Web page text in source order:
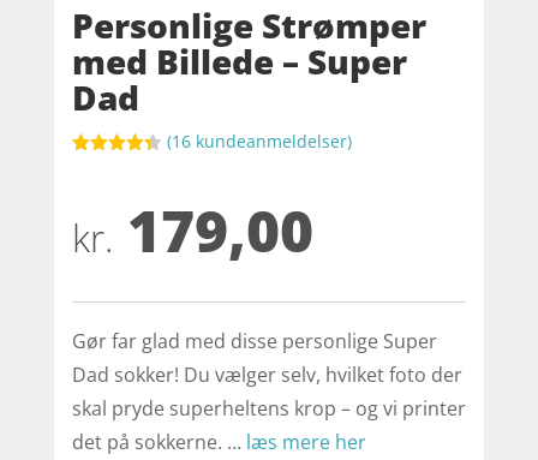
Personlige Strømper
med Billede – Super
Dad
på
kundebedø
(16 kundeanmeldelser)
kr. 179,00
Gør far glad med disse personlige Super
Dad sokker! Du vælger selv, hvilket foto der
skal pryde superheltens krop – og vi printer
det på sokkerne. … læs mere her